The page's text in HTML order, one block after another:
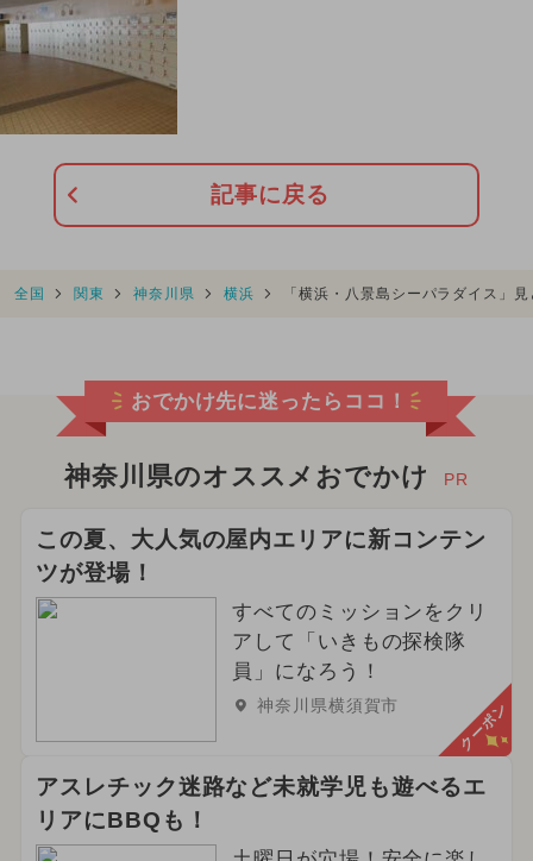
記事に戻る
全国 関東 神奈川県 横浜 「横浜・八景島シーパラダイス」
おでかけ先に迷ったらココ！
神奈川県のオススメおでかけ PR
この夏、大人気の屋内エリアに新コンテン
ツが登場！
すべてのミッションをクリ
アして「いきもの探検隊
員」になろう！
神奈川県横須賀市 クーポン
アスレチック迷路など未就学児も遊べるエ
リアにBBQも！